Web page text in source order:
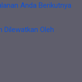
Anda Berikutnya
Dilewatkan Oleh